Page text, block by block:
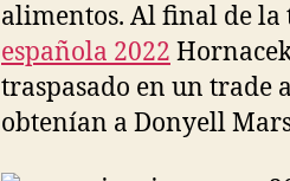
alimentos. Al final de la
española 2022
traspasado en un trade
obtenían a Donyell